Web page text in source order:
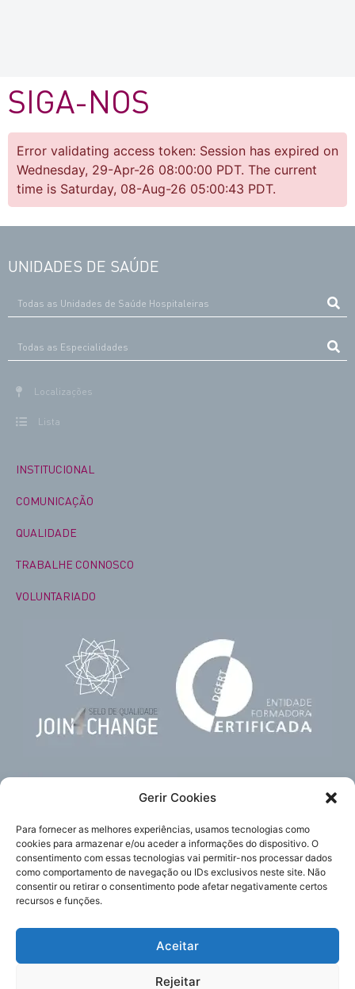
Gerir Cookies
Para fornecer as melhores experiências, usamos tecnologias como
cookies para armazenar e/ou aceder a informações do dispositivo. O
consentimento com essas tecnologias vai permitir-nos processar dados
como comportamento de navegação ou IDs exclusivos neste site. Não
consentir ou retirar o consentimento pode afetar negativamente certos
recursos e funções.
Aceitar
Rejeitar
SIGA-NOS
Error validating access token: Session has expired on
Wednesday, 29-Apr-26 08:00:00 PDT. The current
time is Saturday, 08-Aug-26 05:00:43 PDT.
UNIDADES DE SAÚDE
Localizações
Lista
INSTITUCIONAL
COMUNICAÇÃO
QUALIDADE
TRABALHE CONNOSCO
VOLUNTARIADO
Acompanhe-nos
Política de Privacidade
Política de Cookies
Subscreva
a nossa newsletter
Enviar